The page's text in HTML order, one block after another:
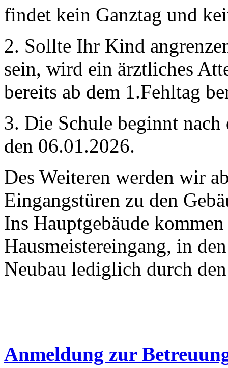
findet kein Ganztag und
2. Sollte Ihr Kind
sein, wird ein ärztliches
bereits ab dem 1.Fehltag
3. Die Schule beginnt
den 06.01.2026.
Des Weiteren werden wir
Eingangstüren zu den
Ins Hauptgebäude
Hausmeistereingang, in
Neubau lediglich durch
Anmeldung zur